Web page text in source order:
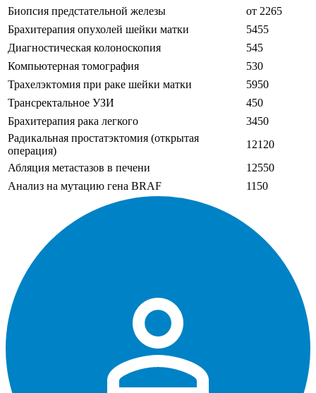
Биопсия предстательной железы
от 2265
Брахитерапия опухолей шейки матки
5455
Диагностическая колоноскопия
545
Компьютерная томография
530
Трахелэктомия при раке шейки матки
5950
Трансректальное УЗИ
450
Брахитерапия рака легкого
3450
Радикальная простатэктомия (открытая
операция)
12120
Абляция метастазов в печени
12550
Анализ на мутацию гена BRAF
1150